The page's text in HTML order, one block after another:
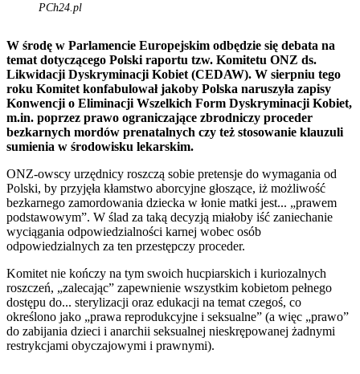
PCh24.pl
W środę w Parlamencie Europejskim odbędzie się debata na
temat dotyczącego Polski raportu tzw. Komitetu ONZ ds.
Likwidacji Dyskryminacji Kobiet (CEDAW). W sierpniu tego
roku Komitet konfabulował jakoby Polska naruszyła zapisy
Konwencji o Eliminacji Wszelkich Form Dyskryminacji Kobiet,
m.in. poprzez prawo ograniczające zbrodniczy proceder
bezkarnych mordów prenatalnych czy też stosowanie klauzuli
sumienia w środowisku lekarskim.
ONZ-owscy urzędnicy roszczą sobie pretensje do wymagania od
Polski, by przyjęła kłamstwo aborcyjne głoszące, iż możliwość
bezkarnego zamordowania dziecka w łonie matki jest... „prawem
podstawowym”. W ślad za taką decyzją miałoby iść zaniechanie
wyciągania odpowiedzialności karnej wobec osób
odpowiedzialnych za ten przestępczy proceder.
Komitet nie kończy na tym swoich hucpiarskich i kuriozalnych
roszczeń, „zalecając” zapewnienie wszystkim kobietom pełnego
dostępu do... sterylizacji oraz edukacji na temat czegoś, co
określono jako „prawa reprodukcyjne i seksualne” (a więc „prawo”
do zabijania dzieci i anarchii seksualnej nieskrępowanej żadnymi
restrykcjami obyczajowymi i prawnymi).